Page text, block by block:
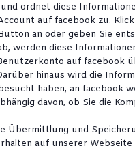
ordnet diese
auf facebook zu.
an oder geben Sie
werden diese
auf facebook
hinaus wird die
haben, an facebook
davon, ob Sie die
Übermittlung und
auf unserer